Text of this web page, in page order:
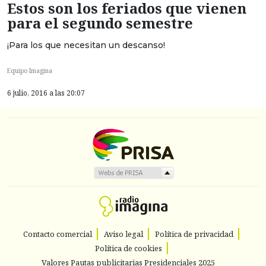
Estos son los feriados que vienen
para el segundo semestre
¡Para los que necesitan un descanso!
Equipo Imagina
6 julio, 2016 a las 20:07
Contacto comercial Aviso legal
Política de privacidad
Política de cookies
Valores Pautas publicitarias Presidenciales 2025